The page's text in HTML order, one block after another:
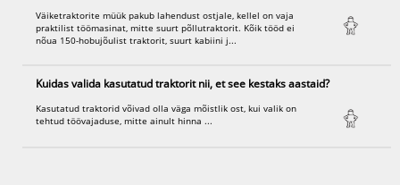
Väiketraktorite müük pakub lahendust ostjale, kellel on vaja
praktilist töömasinat, mitte suurt põllutraktorit. Kõik tööd ei
nõua 150-hobujõulist traktorit, suurt kabiini j...
Kuidas valida kasutatud traktorit nii, et see kestaks aastaid?
Kasutatud traktorid võivad olla väga mõistlik ost, kui valik on
tehtud töövajaduse, mitte ainult hinna ...